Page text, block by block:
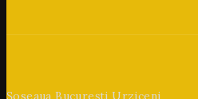
Șoseaua București Urziceni